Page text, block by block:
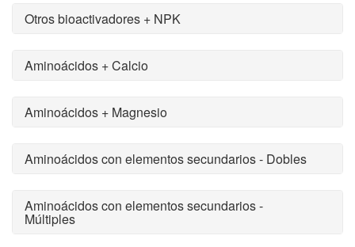
Otros bioactivadores + NPK
Aminoácidos + Calcio
Aminoácidos + Magnesio
Aminoácidos con elementos secundarios - Dobles
Aminoácidos con elementos secundarios -
Múltiples